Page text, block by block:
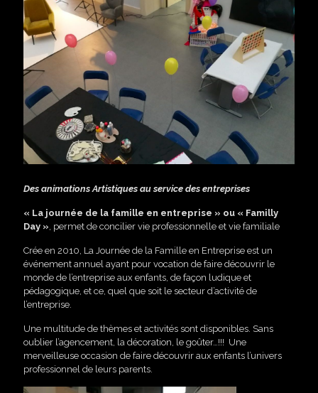
Des animations Artistiques au service des entreprises
« La journée de la famille en entreprise » ou « Familly
Day », permet de concilier vie professionnelle et vie familiale
Crée en 2010, La Journée de la Famille en Entreprise est un
événement annuel ayant pour vocation de faire découvrir le
monde de l’entreprise aux enfants, de façon ludique et
pédagogique, et ce, quel que soit le secteur d’activité de
l’entreprise.
Une multitude de thèmes et activités sont disponibles. Sans
oublier l’agencement, la décoration, le goûter…!!! Une
merveilleuse occasion de faire découvrir aux enfants l’univers
professionnel de leurs parents.